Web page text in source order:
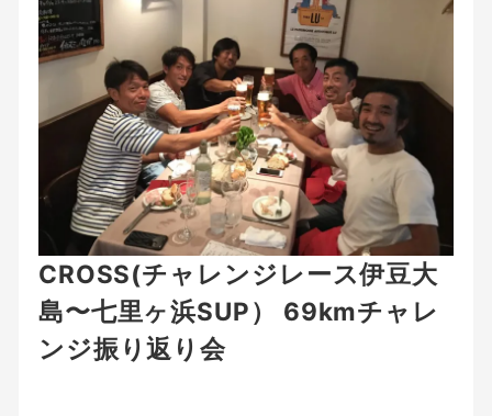
CROSS(チャレンジレース伊豆大
島〜七里ヶ浜SUP） 69kmチャレ
ンジ振り返り会